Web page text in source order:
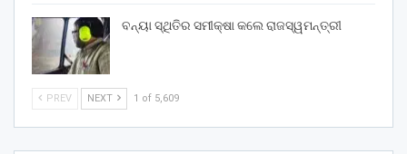
ବନ୍ୟା ସ୍ଥିତିର ସମୀକ୍ଷା କଲେ ରାଜସ୍ୱମନ୍ତ୍ରୀ
PREV NEXT 1 of 5,609